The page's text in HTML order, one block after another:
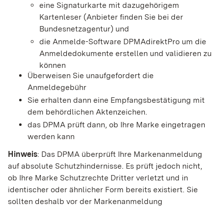
eine Signaturkarte mit dazugehörigem
Kartenleser (Anbieter finden Sie bei der
Bundesnetzagentur) und
die Anmelde-Software DPMAdirektPro um die
Anmeldedokumente erstellen und validieren zu
können
Überweisen Sie unaufgefordert die
Anmeldegebühr
Sie erhalten dann eine Empfangsbestätigung mit
dem behördlichen Aktenzeichen.
das DPMA prüft dann, ob Ihre Marke eingetragen
werden kann
Hinweis: Das DPMA überprüft Ihre Markenanmeldung
auf absolute Schutzhindernisse. Es prüft jedoch nicht,
ob Ihre Marke Schutzrechte Dritter verletzt und in
identischer oder ähnlicher Form bereits existiert. Sie
sollten deshalb vor der Markenanmeldung